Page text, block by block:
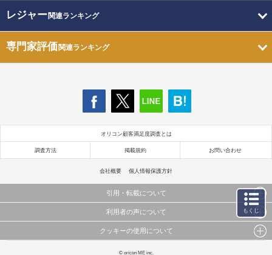
レジャー関連ランキング
専門家評価関連ランキング
オリコン顧客満足度調査とは
調査方法 掲載規約 お問い合わせ
会社概要 個人情報保護方針
引用・転載について
当サイトで公開されている情報（文字、写真、イラスト、画像データ等）及びこれらの配置・
これらの情報を権利者の許可なく無断転載・複製などの二次利用を行うことは固く禁じており
利用者の声について
当サイトに掲載している内容はすべてサービスの利用者が提出された見解・感想です。
クッキーの使用について
このサイトでは Cookie を使用して、ユーザーに合わせたコンテンツや広告の表示、ソーシャル
© oricon ME inc.
もくじ